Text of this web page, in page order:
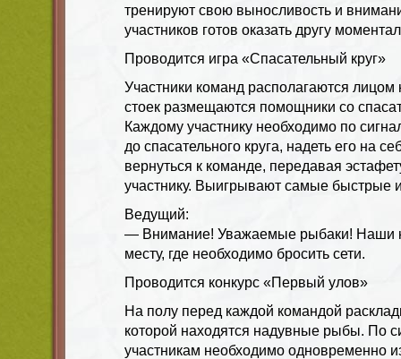
тренируют свою выносливость и
участников готов оказать другу
Проводится игра «Спасательный круг»
Участники команд располагаются лицом
стоек размещаются помощники со
Каждому участнику необходимо по
до спасательного круга, надеть его на
вернуться к команде, передавая
участнику. Выигрывают самые быстрые
Ведущий:
— Внимание! Уважаемые рыбаки! Наши
месту, где необходимо бросить сети.
Проводится конкурс «Первый улов»
На полу перед каждой командой
которой находятся надувные рыбы. По
участникам необходимо одновременно